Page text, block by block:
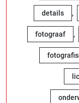
details ,
fotograaf ,